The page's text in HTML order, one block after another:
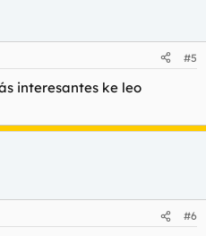
#5
interesantes ke leo
#6